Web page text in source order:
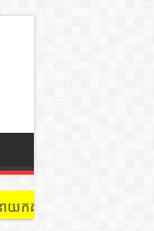
គយនិងរដ្ឋាករកម្ពុជា ក្នុង